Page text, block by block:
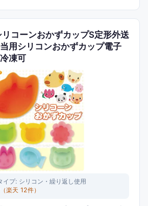
コーンおかずカップS定形外送
用シリコンおかずカップ電子
凍可
イプ: シリコン・繰り返し使用
（楽天 12件）